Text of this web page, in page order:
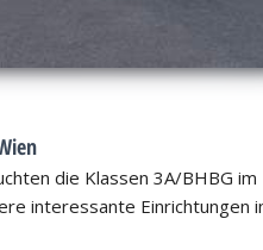
die Klassen 3A/BHBG im
interessante Einrichtungen